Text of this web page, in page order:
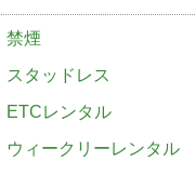
禁煙
スタッドレス
ETCレンタル
ウィークリーレンタル